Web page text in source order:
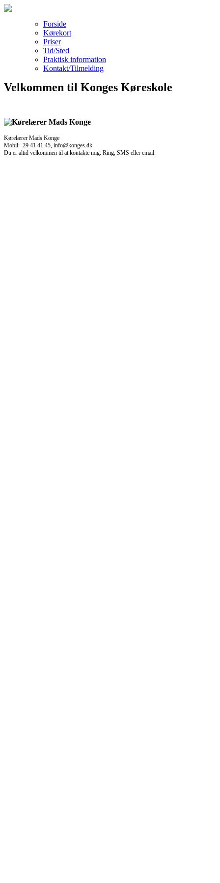
Forside
Kørekort
Priser
Tid/Sted
Praktisk information
Kontakt/Tilmelding
Velkommen til Konges Køreskole
Kørelærer Mads Konge
Mobil: 29 41 41 45, info@konges.dk
Du er altid velkommen til at kontakte mig. Ring, SMS eller email.